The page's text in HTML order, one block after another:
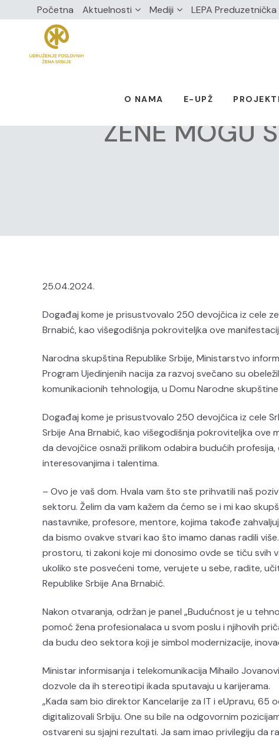
Početna Aktuelnosti Mediji LEPA
O NAMA E-UPŽ PROJEKTI
ŽENE MOGU
25.04.2024.
Događaj kome je prisustvovalo 250 devojčica iz cele
Brnabić, kao višegodišnja pokroviteljka ove
Narodna skupština Republike Srbije, Ministarstvo
Program Ujedinjenih nacija za razvoj svečano su
komunikacionih tehnologija, u Domu Narodne skupštine
Događaj kome je prisustvovalo 250 devojčica iz cele
Srbije Ana Brnabić, kao višegodišnja pokroviteljka ove
da devojčice osnaži prilikom odabira budućih
interesovanjima i talentima.
– Ovo je vaš dom. Hvala vam što ste prihvatili naš
sektoru. Želim da vam kažem da ćemo se i mi kao
nastavnike, profesore, mentore, kojima takođe
da bismo ovakve stvari kao što imamo danas radili
prostoru, ti zakoni koje mi donosimo ovde se tiču svih
ukoliko ste posvećeni tome, verujete u sebe, radite,
Republike Srbije Ana Brnabić.
Nakon otvaranja, održan je panel „Budućnost je u
pomoć žena profesionalaca u svom poslu i njihovih
da budu deo sektora koji je simbol modernizacije,
Ministar informisanja i telekomunikacija Mihailo
dozvole da ih stereotipi ikada sputavaju u karijerama.
„Kada sam bio direktor Kancelarije za IT i eUpravu, 65
digitalizovali Srbiju. One su bile na odgovornim
ostvareni su sjajni rezultati. Ja sam imao privilegiju da